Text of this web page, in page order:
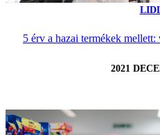
5 érv a hazai termékek mellett:
2021